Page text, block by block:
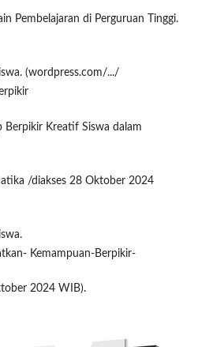
Pembelajaran di Perguruan Tinggi.
(wordpress.com/.../
Berpikir Kreatif Siswa dalam
/diakses 28 Oktober 2024
Kemampuan-Berpikir-
2024 WIB).